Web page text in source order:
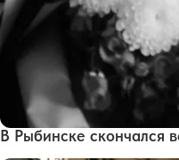
В Рыбинске скончался